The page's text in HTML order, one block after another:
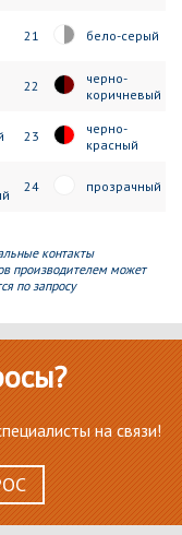
21 бело-серый
22
черно-
коричневый
23
черно-
красный
24 прозрачный
контакты
производителем может
по запросу
на связи!